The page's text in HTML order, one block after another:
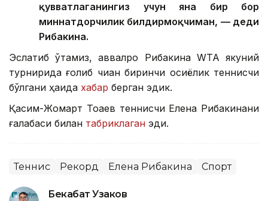
қувватлаганингиз учун яна бир бор
миннатдорчилик билдирмоқчиман, — деди
Рибакина.
Эслатиб ўтамиз, аввалроқ Рибакина WТА якуний
турнирида ғолиб чиққан биринчи осиёлик теннисчи
бўлгани ҳақида хабар берган эдик.
Қасим-Жомарт Тоқаев теннисчи Елена Рибакинани
ғалабаси билан табриклаган эди.
Теннис Рекорд Елена Рибакина Спорт
Бекабат Узаков